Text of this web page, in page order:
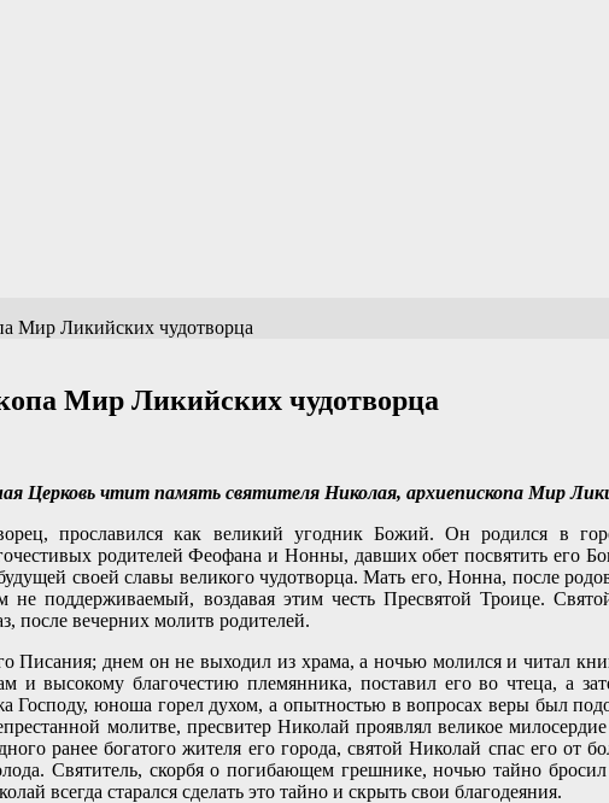
Мир Ликийских чудотворца
Мир Ликийских чудотворца
Церковь чтит память святителя Николая, архиепископа Мир
прославился как великий угодник Божий. Он родился в
родителей Феофана и Нонны, давших обет посвятить его
своей славы великого чудотворца. Мать его, Нонна, после
поддерживаемый, воздавая этим честь Пресвятой Троице.
после вечерних молитв родителей.
Писания; днем он не выходил из храма, а ночью молился и читал
и высокому благочестию племянника, поставил его во чтеца, а
юноша горел духом, а опытностью в вопросах веры был
молитве, пресвитер Николай проявлял великое
ранее богатого жителя его города, святой Николай спас его от
Святитель, скорбя о погибающем грешнике, ночью тайно
всегда старался сделать это тайно и скрыть свои благодеяния.